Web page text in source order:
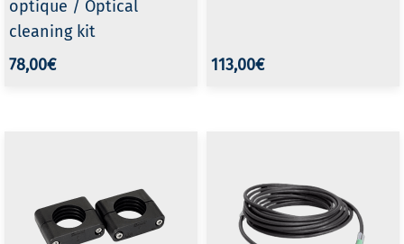
optique / Optical
cleaning kit
78,00€
113,00€